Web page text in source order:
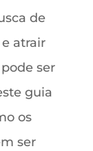
de
atrair
ser
guia
os
ser